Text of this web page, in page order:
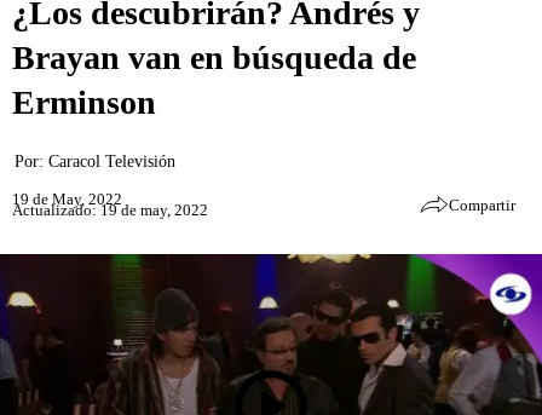
¿Los descubrirán? Andrés y
Brayan van en búsqueda de
Erminson
Por: Caracol Televisión
19 de May, 2022
Actualizado: 19 de may, 2022 Compartir